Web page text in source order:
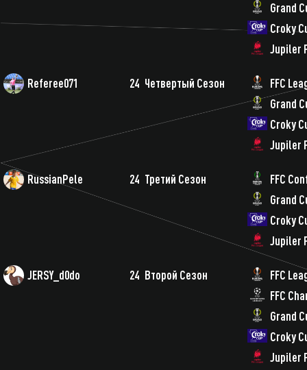
Grand
Croky
Jupiler
Referee071 24 Четвертый Сезон
FFC
Grand
Croky
Jupiler
RussianPele 24 Третий Сезон
FFC
Grand
Croky
Jupiler
JERSY_d0do 24 Второй Сезон
FFC
FFC
Grand
Croky
Jupiler